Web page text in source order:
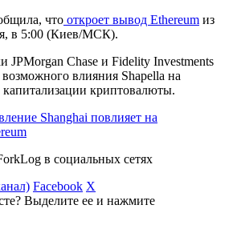
что откроет вывод Ethereum из
в 5:00 (Киев/МСК).
JPMorgan Chase и Fidelity Investments
возможного влияния Shapella на
криптовалюты.
Shanghai повлияет на
в социальных сетях
Facebook X
Выделите ее и нажмите